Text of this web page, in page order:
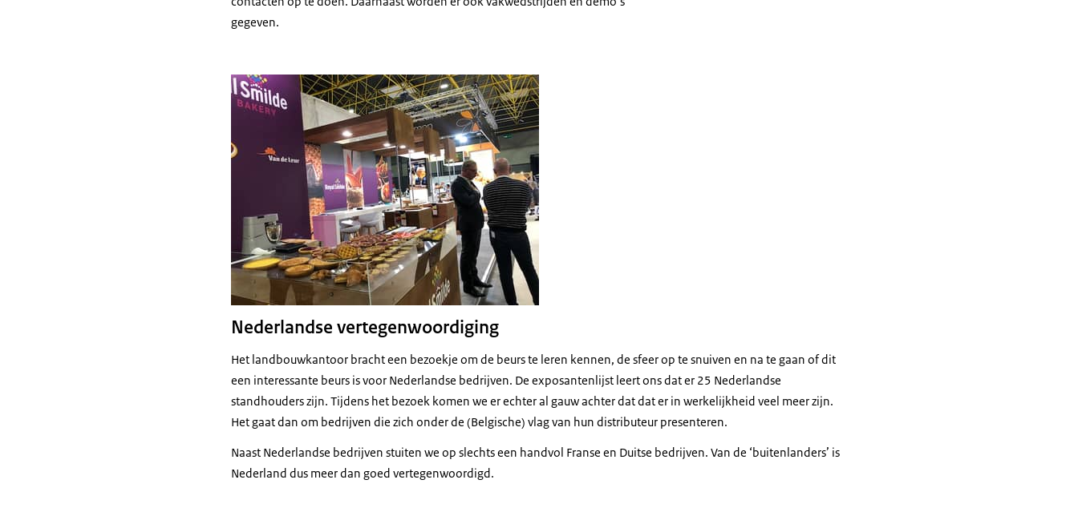
gegeven.
Nederlandse vertegenwoordiging
Het landbouwkantoor bracht een bezoekje om de beurs te leren kennen, de sfeer op te snuiven en na te gaan of dit
een interessante beurs is voor Nederlandse bedrijven. De exposantenlijst leert ons dat er 25 Nederlandse
standhouders zijn. Tijdens het bezoek komen we er echter al gauw achter dat dat er in werkelijkheid veel meer zijn.
Het gaat dan om bedrijven die zich onder de (Belgische) vlag van hun distributeur presenteren.
Naast Nederlandse bedrijven stuiten we op slechts een handvol Franse en Duitse bedrijven. Van de ‘buitenlanders’ is
Nederland dus meer dan goed vertegenwoordigd.